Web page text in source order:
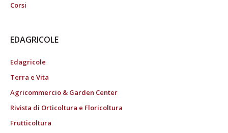
Corsi
EDAGRICOLE
Edagricole
Terra e Vita
Agricommercio & Garden Center
Rivista di Orticoltura e Floricoltura
Frutticoltura